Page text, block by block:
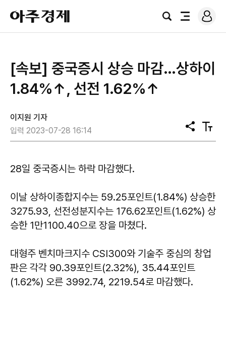
아
주
경
검
전
로
그
[속보] 중국증시 상승 마감…상하이
1.84%​↑, 선전 1.62%​↑
이지원 기자
입력 2023-07-28 16:14
공
유
텍
스
28일 중국증시는 하락 마감했다.
이날 상하이종합지수는 59.25포인트(1.84%) 상승한
3275.93, 선전성분지수는 176.62포인트(1.62%) 상
승한 1만1100.40으로 장을 마쳤다.
대형주 벤치마크지수 CSI300와 기술주 중심의 창업
판은 각각 90.39포인트(2.32%), 35.44포인트
(1.62%) 오른 3992.74, 2219.54로 마감했다.